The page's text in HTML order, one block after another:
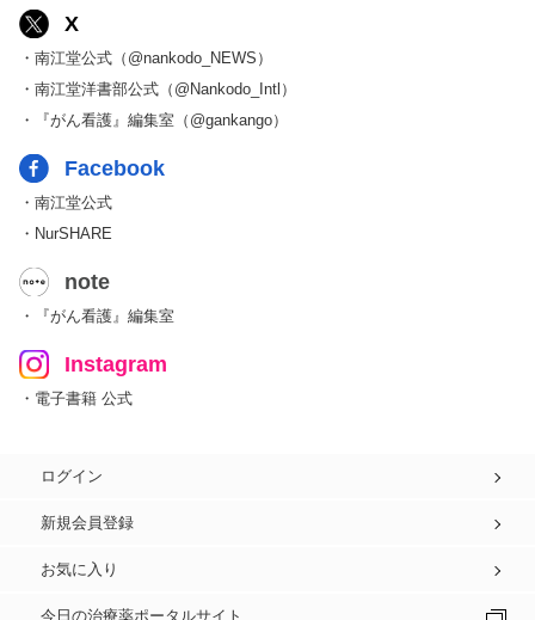
X
・南江堂公式（@nankodo_NEWS）
・南江堂洋書部公式（@Nankodo_Intl）
・『がん看護』編集室（@gankango）
Facebook
・南江堂公式
・NurSHARE
note
・『がん看護』編集室
Instagram
・電子書籍 公式
ログイン
新規会員登録
お気に入り
今日の治療薬ポータルサイト